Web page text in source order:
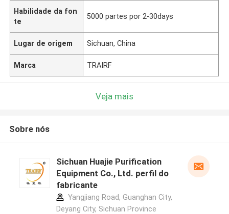
Habilidade da fon
te
5000 partes por 2-30days
Lugar de origem Sichuan, China
Marca TRAIRF
Veja mais
Sobre nós
Sichuan Huajie Purification
Equipment Co., Ltd. perfil do
fabricante
Yangjiang Road, Guanghan City,
Deyang City, Sichuan Province